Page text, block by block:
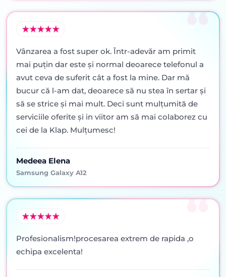
Vânzarea a fost super ok. Într-adevăr am primit
mai puţin dar este şi normal deoarece telefonul a
avut ceva de suferit cât a fost la mine. Dar mă
bucur că l-am dat, deoarece să nu stea în sertar şi
să se strice şi mai mult. Deci sunt mulţumită de
serviciile oferite şi in viitor am să mai colaborez cu
cei de la Klap. Mulţumesc!
Medeea Elena
Samsung Galaxy A12
Profesionalism!procesarea extrem de rapida ,o
echipa excelenta!